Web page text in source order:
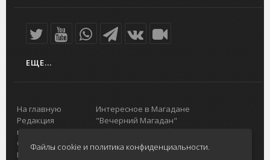
ЕЩЕ...
На главную
Редакция
портала
О проекте
Реклама на
Интересное в Магадане
"Вечерний Магадан"
Городская доска объявлений
Реклама
Главный туристический портал
Файлы cookie и политика конфиденциальности.